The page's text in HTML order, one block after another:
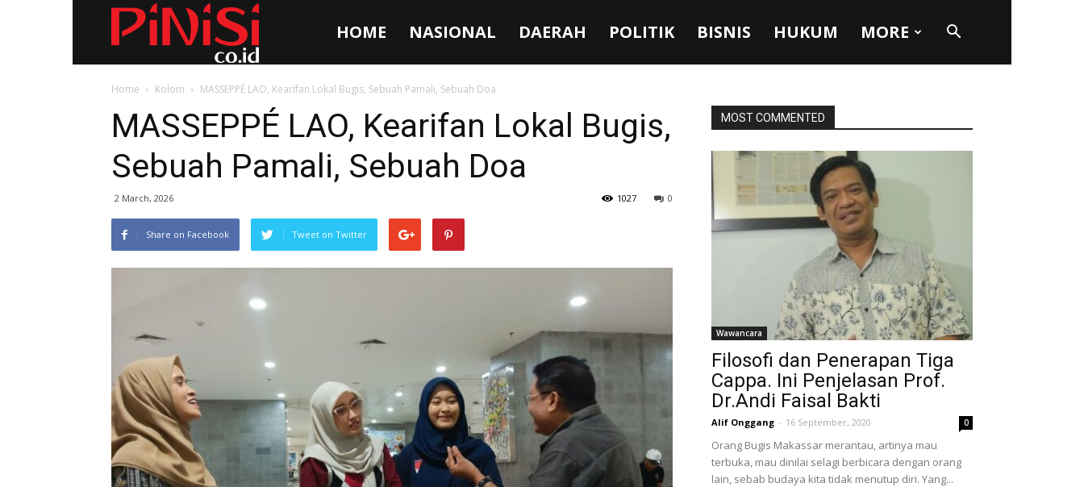
HOME NASIONAL DAERAH POLITIK BISNIS HUKUM MORE
Home Kolom MASSEPPÉ LAO, Kearifan Lokal Bugis, Sebuah Pamali, Sebuah Doa
MASSEPPÉ LAO, Kearifan Lokal Bugis,
Sebuah Pamali, Sebuah Doa
2 March, 2026 0
1027
Share on Facebook Tweet on Twitter
MOST COMMENTED
Wawancara
Filosofi dan Penerapan Tiga
Cappa. Ini Penjelasan Prof.
Dr.Andi Faisal Bakti
Alif Onggang - 16 September, 2020 0
Orang Bugis Makassar merantau, artinya mau
terbuka, mau dinilai selagi berbicara dengan orang
lain, sebab budaya kita tidak menutup diri. Yang...